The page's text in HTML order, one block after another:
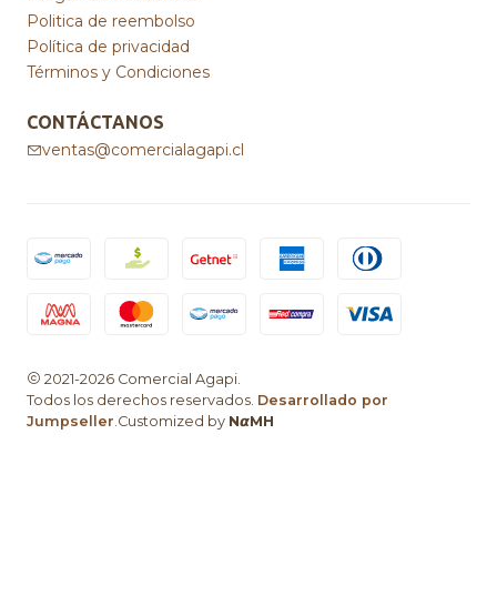
Politica de reembolso
Política de privacidad
Términos y Condiciones
CONTÁCTANOS
ventas@comercialagapi.cl
2021-2026 Comercial Agapi.
Todos los derechos reservados. Desarrollado por
Jumpseller.Customized by N𝞪MH